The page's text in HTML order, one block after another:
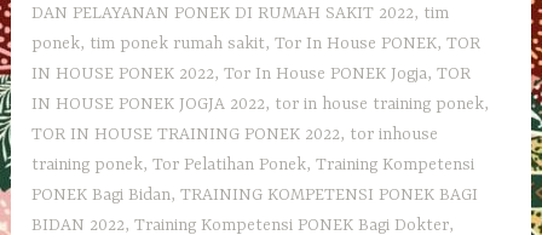
DAN PELAYANAN PONEK DI RUMAH SAKIT 2022, tim
ponek, tim ponek rumah sakit,Tor In House PONEK,TOR
IN HOUSE PONEK 2022,Tor In House PONEK Jogja,TOR
IN HOUSE PONEK JOGJA 2022, tor in house training ponek,
TOR IN HOUSE TRAINING PONEK 2022, tor inhouse
training ponek,Tor Pelatihan Ponek,Training Kompetensi
PONEK Bagi Bidan,TRAINING KOMPETENSI PONEK BAGI
BIDAN 2022,Training Kompetensi PONEK Bagi Dokter,